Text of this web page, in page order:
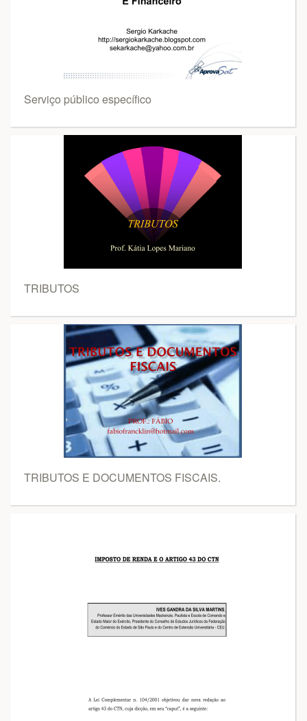
Serviço público específico
TRIBUTOS
TRIBUTOS E DOCUMENTOS FISCAIS.